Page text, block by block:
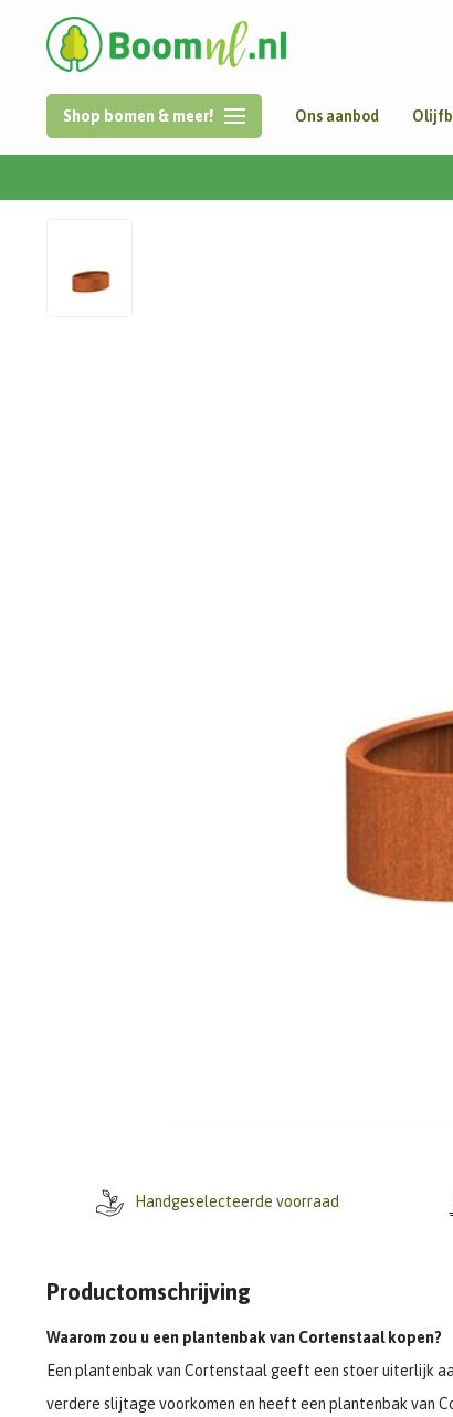
Shop bomen & meer! Ons aanbod
Handgeselecteerde voorraad
Productomschrijving
Waarom zou u een plantenbak van Cortenstaal kopen?
Een plantenbak van Cortenstaal geeft een stoer uiterlijk
verdere slijtage voorkomen en heeft een plantenbak van